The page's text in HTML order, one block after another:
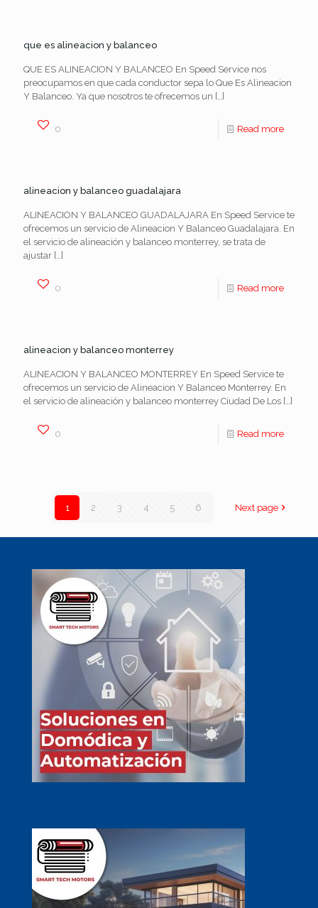
que es alineacion y balanceo
QUE ES ALINEACION Y BALANCEO En Speed Service nos
preocupamos en que cada conductor sepa lo Que Es Alineacion
Y Balanceo. Ya que nosotros te ofrecemos un […]
0 Read more
alineacion y balanceo guadalajara
ALINEACION Y BALANCEO GUADALAJARA En Speed Service te
ofrecemos un servicio de Alineacion Y Balanceo Guadalajara. En
el servicio de alineación y balanceo monterrey, se trata de
ajustar […]
0 Read more
alineacion y balanceo monterrey
ALINEACION Y BALANCEO MONTERREY En Speed Service te
ofrecemos un servicio de Alineacion Y Balanceo Monterrey. En
el servicio de alineación y balanceo monterrey Ciudad De Los […]
0 Read more
1 2 3 4 5 6 Next page